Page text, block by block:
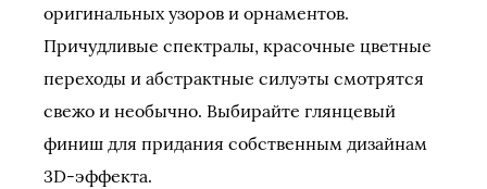
оригинальных узоров и орнаментов.
Причудливые спектралы, красочные цветные
переходы и абстрактные силуэты смотрятся
свежо и необычно. Выбирайте глянцевый
финиш для придания собственным дизайнам
3D-эффекта.